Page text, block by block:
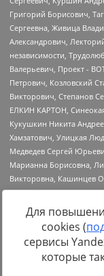
https://
inostrannyih-
Для
cookies (
сервисы
которые